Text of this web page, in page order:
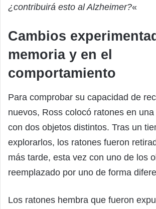
¿contribuirá esto al Alzheimer?«
Cambios
memoria y en el
comportamiento
Para comprobar su capacidad de
nuevos, Ross colocó ratones en
con dos objetos distintos. Tras un
explorarlos, los ratones fueron
más tarde, esta vez con uno de los
reemplazado por uno de forma
Los ratones hembra que fueron